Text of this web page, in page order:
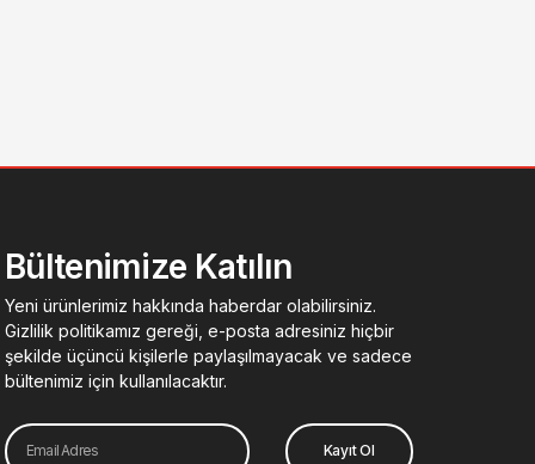
Bültenimize Katılın
Yeni ürünlerimiz hakkında haberdar olabilirsiniz.
Gizlilik politikamız gereği, e-posta adresiniz hiçbir
şekilde üçüncü kişilerle paylaşılmayacak ve sadece
bültenimiz için kullanılacaktır.
Email
Kayıt Ol